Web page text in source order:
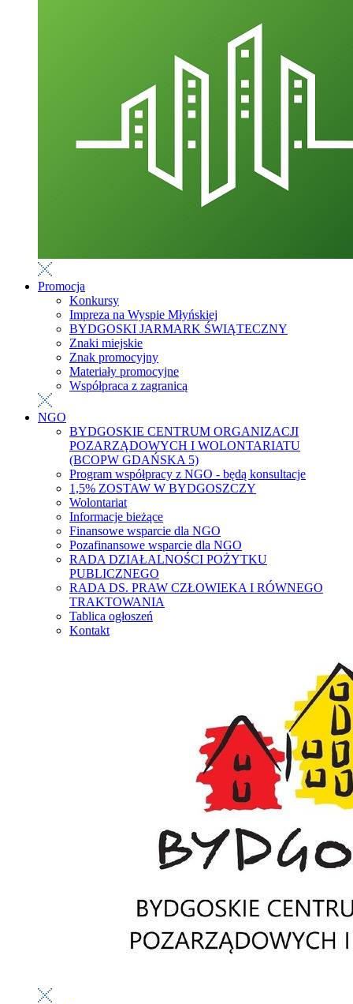
Promocja
Konkursy
Impreza na Wyspie Młyńskiej
BYDGOSKI JARMARK ŚWIĄTECZNY
Znaki miejskie
Znak promocyjny
Materiały promocyjne
Współpraca z zagranicą
NGO
BYDGOSKIE CENTRUM ORGANIZACJI
POZARZĄDOWYCH I WOLONTARIATU
(BCOPW GDAŃSKA 5)
Program współpracy z NGO - będą konsultacje
1,5% ZOSTAW W BYDGOSZCZY
Wolontariat
Informacje bieżące
Finansowe wsparcie dla NGO
Pozafinansowe wsparcie dla NGO
RADA DZIAŁALNOŚCI POŻYTKU
PUBLICZNEGO
RADA DS. PRAW CZŁOWIEKA I RÓWNEGO
TRAKTOWANIA
Tablica ogłoszeń
Kontakt